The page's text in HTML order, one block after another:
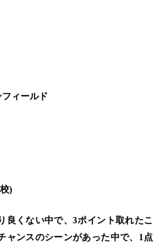
ィールド
)
良くない中で、3ポイント取れたこ
ャンスのシーンがあった中で、1点